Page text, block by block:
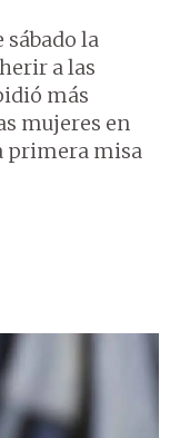
sábado la
a las
más
mujeres en
primera misa